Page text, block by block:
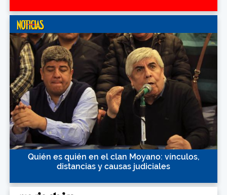
Quién es quién en el clan Moyano: vínculos,
distancias y causas judiciales